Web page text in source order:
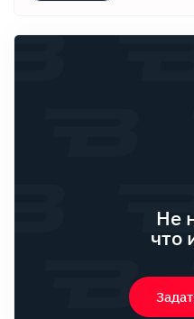
Не
что